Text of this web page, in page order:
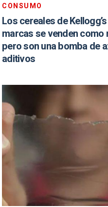
CONSUMO
Los cereales de
marcas se venden
pero son una bomba de
aditivos